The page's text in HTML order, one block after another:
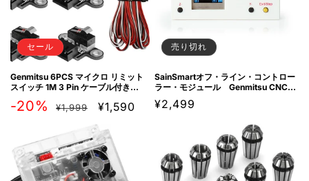
セール
Genmitsu 6PCS マイクロ リミット
スイッチ 1M 3 Pin ケーブル付き
-20%
通
価
格
¥1,999
セ
ル
価
格
¥1,590
売り切れ
SainSmartオフ・ライン・コントロー
ラー・モジュール Genmitsu CNCル
ーター用
通
格
¥2,499